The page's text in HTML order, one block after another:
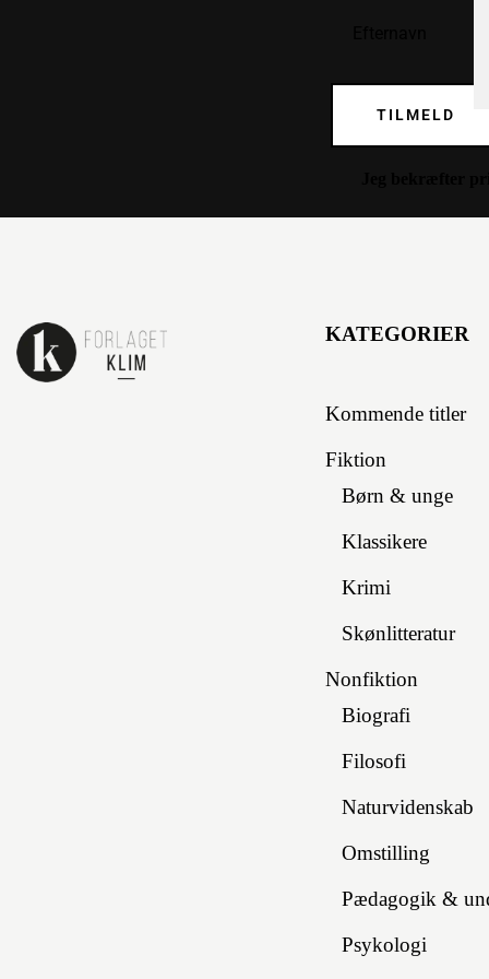
TILMELD
KATEGORIER
Kommende titler
Fiktion
Børn & unge
Klassikere
Krimi
Skønlitteratur
Nonfiktion
Biografi
Filosofi
Naturvidenskab
Omstilling
Pædagogik &
Psykologi